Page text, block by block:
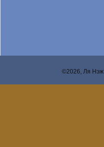
©2026, Ля Нэж